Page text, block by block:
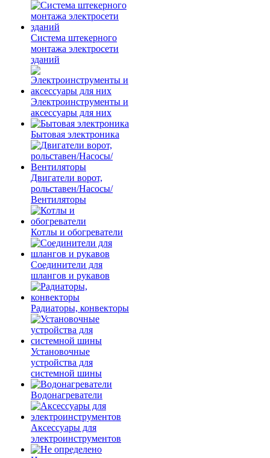
Система штекерного
монтажа электросети
зданий
Электроинструменты и
аксессуары для них
Бытовая электроника
Двигатели ворот,
рольставен/Насосы/
Вентиляторы
Котлы и обогреватели
Соединители для
шлангов и рукавов
Радиаторы, конвекторы
Установочные
устройства для
системной шины
Водонагреватели
Аксессуары для
электроинструментов